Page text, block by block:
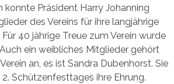
konnte Präsident Harry Johanning
des Vereins für ihre langjährige
40 jährige Treue zum Verein wurde
ein weibliches Mitglieder gehört
an, es ist Sandra Dubenhorst. Sie
Schützenfesttages ihre Ehrung.